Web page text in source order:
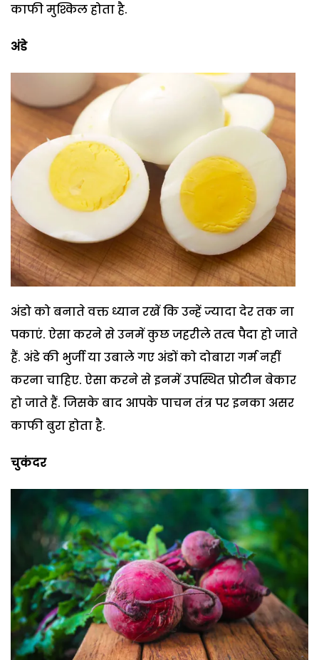
काफी मुश्किल होता है.
अंडे
अंडो को बनाते वक्त ध्यान रखें कि उन्हें ज्यादा देर तक ना
पकाएं. ऐसा करने से उनमें कुछ जहरीले तत्व पैदा हो जाते
हैं. अंडे की भुर्जी या उबाले गए अंडों को दोबारा गर्म नहीं
करना चाहिए. ऐसा करने से इनमें उपस्थित प्रोटीन बेकार
हो जाते हैं. जिसके बाद आपके पाचन तंत्र पर इनका असर
काफी बुरा होता है.
चुकंदर